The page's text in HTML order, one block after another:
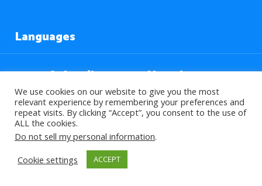
Languages
Subscribe to our Newsletter
We use cookies on our website to give you the most
relevant experience by remembering your preferences and
repeat visits. By clicking “Accept”, you consent to the use of
ALL the cookies.
Do not sell my personal information.
Cookie settings
ACCEPT